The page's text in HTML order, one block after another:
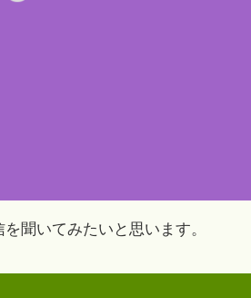
聞いてみたいと思います。